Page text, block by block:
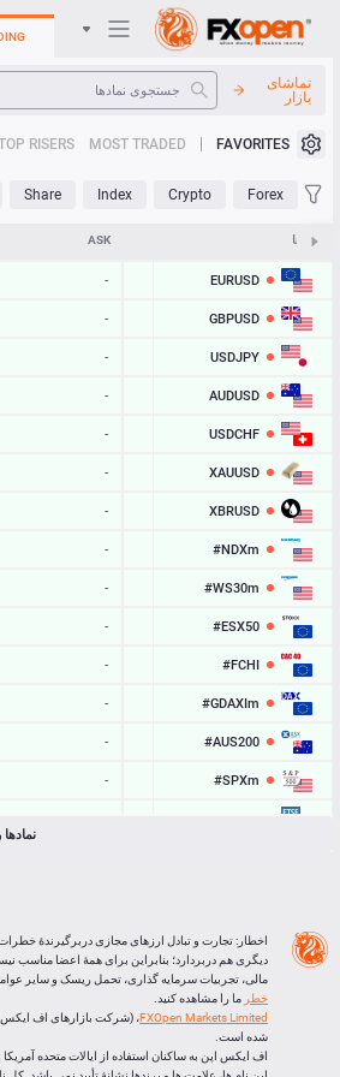
سیستم
تماشای
بازار
FAVORITES
MOST TRADED
RISERS
Forex
Crypto
Index
Share
نمادها ASK
EURUSD
-
-
GBPUSD
-
-
USDJPY
-
-
AUDUSD
-
-
USDCHF
-
-
XAUUSD
-
-
XBRUSD
-
-
#NDXm
-
-
#WS30m
-
-
#ESX50
-
-
#FCHI
-
-
#GDAXIm
-
-
#AUS200
-
-
#SPXm
-
-
LTCUSD
46.097
46.183
XRPUSD
1.03115
1.03275
ETHUSD
1912.954
1913.316
اخطار: تجارت و تبادل ارزهای مجازی دربرگیرندۀ
دیگری هم دربردارد؛ بنابراین برای همۀ اعضا
مالی، تجربیات سرمایه گذاری، تحمل ریسک و سایر
خطر ما را مشاهده کنید.
FXOpen Markets Limited
شده است.
اف ایکس اپن به ساکنان استفاده از ایالات متحده